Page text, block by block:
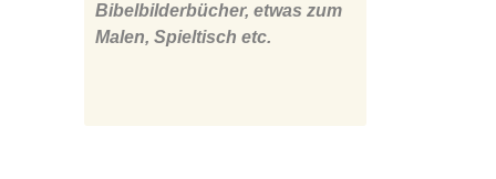
Bibelbilderbücher, etwas zum
Malen, Spieltisch etc.